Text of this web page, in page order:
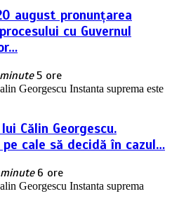
august pronunțarea
cu Guvernul
5 ore
Călin Georgescu.
cale să decidă în cazul…
6 ore